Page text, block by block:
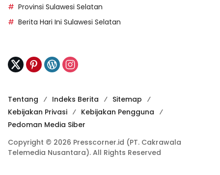
Provinsi Sulawesi Selatan
Berita Hari Ini Sulawesi Selatan
Tentang Indeks Berita
Sitemap
Kebijakan Privasi
Kebijakan Pengguna
Pedoman Media Siber
Copyright © 2026 Presscorner.id (PT. Cakrawala
Telemedia Nusantara). All Rights Reserved